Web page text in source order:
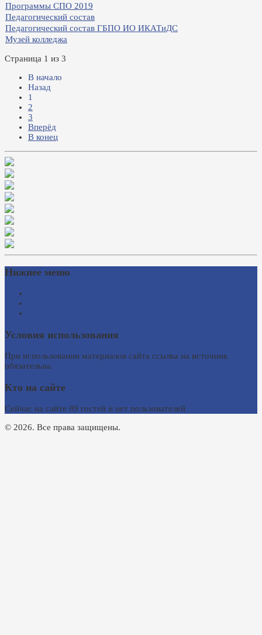
Программы СПО 2019
Педагогический состав
Педагогический состав ГБПО ИО ИКАТиДС
Музей колледжа
Страница 1 из 3
В начало
Назад
1
2
3
Вперёд
В конец
Нижнее меню
Условия использования
При использовании материалов сайта ссылка на источник
обязательна.
Кто на сайте
Сейчас на сайте 89 гостей и нет пользователей
© 2026. Все права защищены.